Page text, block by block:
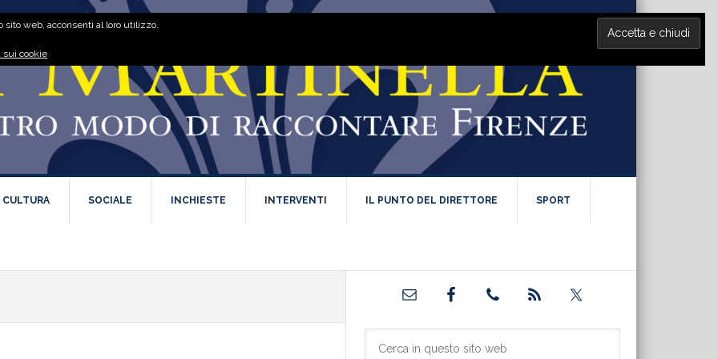
CULTURA SOCIALE INCHIESTE INTERVENTI IL PUNTO DEL DIRETTORE SPORT
Barra
primaria
web, acconsenti al loro utilizzo.
sui cookie